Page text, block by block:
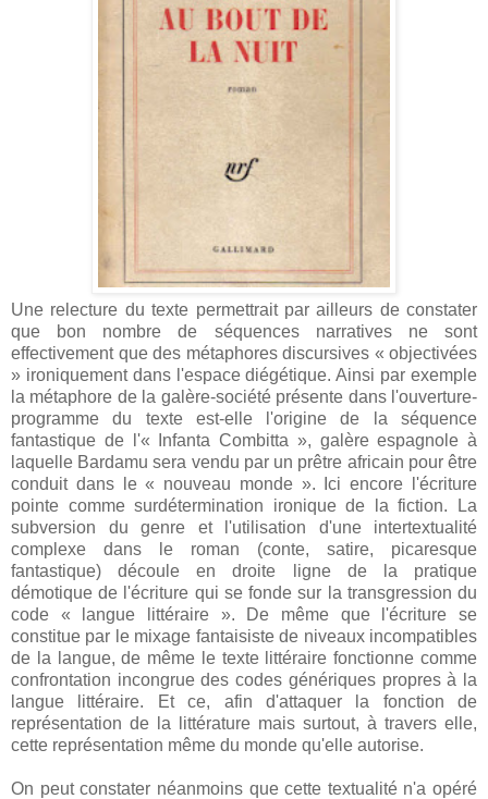
Une relecture du texte permettrait par ailleurs de constater
que bon nombre de séquences narratives ne sont
effectivement que des métaphores discursives « objectivées
» ironiquement dans l'espace diégétique. Ainsi par exemple
la métaphore de la galère-société présente dans l'ouverture-
programme du texte est-elle l'origine de la séquence
fantastique de l'« Infanta Combitta », galère espagnole à
laquelle Bardamu sera vendu par un prêtre africain pour être
conduit dans le « nouveau monde ». Ici encore l'écriture
pointe comme surdétermination ironique de la fiction. La
subversion du genre et l'utilisation d'une intertextualité
complexe dans le roman (conte, satire, picaresque
fantastique) découle en droite ligne de la pratique
démotique de l'écriture qui se fonde sur la transgression du
code « langue littéraire ». De même que l'écriture se
constitue par le mixage fantaisiste de niveaux incompatibles
de la langue, de même le texte littéraire fonctionne comme
confrontation incongrue des codes génériques propres à la
langue littéraire. Et ce, afin d'attaquer la fonction de
représentation de la littérature mais surtout, à travers elle,
cette représentation même du monde qu'elle autorise.
On peut constater néanmoins que cette textualité n'a opéré